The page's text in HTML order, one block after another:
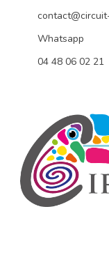
Whatsapp
04 48 06 02 21